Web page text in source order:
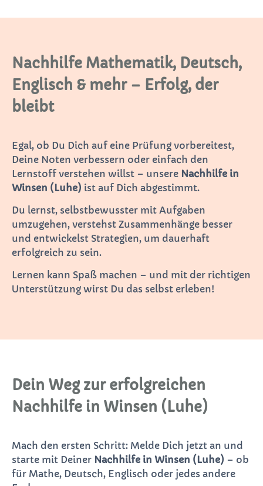
Nachhilfe Mathematik, Deutsch,
Englisch & mehr – Erfolg, der
bleibt
Egal, ob Du Dich auf eine Prüfung vorbereitest,
Deine Noten verbessern oder einfach den
Lernstoff verstehen willst – unsere Nachhilfe in
Winsen (Luhe) ist auf Dich abgestimmt.
Du lernst, selbstbewusster mit Aufgaben
umzugehen, verstehst Zusammenhänge besser
und entwickelst Strategien, um dauerhaft
erfolgreich zu sein.
Lernen kann Spaß machen – und mit der richtigen
Unterstützung wirst Du das selbst erleben!
Dein Weg zur erfolgreichen
Nachhilfe in Winsen (Luhe)
Mach den ersten Schritt: Melde Dich jetzt an und
starte mit Deiner Nachhilfe in Winsen (Luhe) – ob
für Mathe, Deutsch, Englisch oder jedes andere